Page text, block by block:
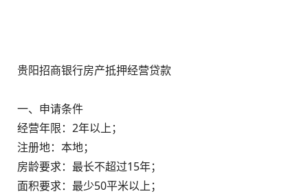
贵阳招商银行房产抵押经营贷款
一、申请条件
经营年限：2年以上；
注册地：本地；
房龄要求：最长不超过15年；
面积要求：最少50平米以上；